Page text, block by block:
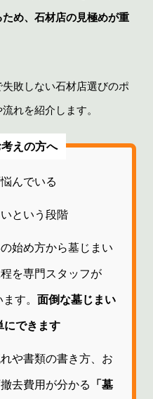
め、石材店の見極めが重
敗しない石材店選びのポ
れを紹介します。
えの方へ
んでいる
という段階
始め方から墓じまい
を専門スタッフが
す。 面倒な墓じまい
にできます
や書類の書き方、お
去費用が分かる 「墓